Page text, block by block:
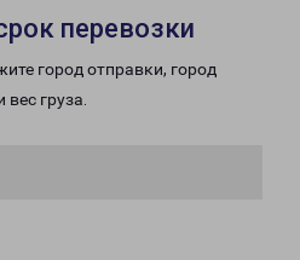
перевозки
город отправки, город
груза.